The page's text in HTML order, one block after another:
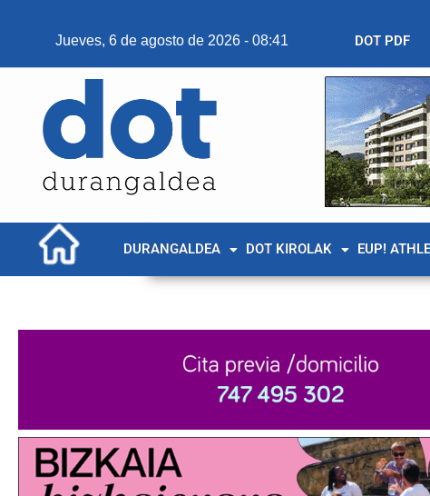
Jueves, 6 de agosto de 2026 - 08:41 DOT PDF
DURANGALDEA DOT KIROLAK EUP!